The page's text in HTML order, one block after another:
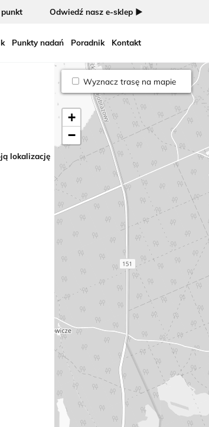
Odwiedź nasz e-sklep ►
Punkty nadań Poradnik Kontakt
lokalizację
Wyznacz trasę na mapie
+
−